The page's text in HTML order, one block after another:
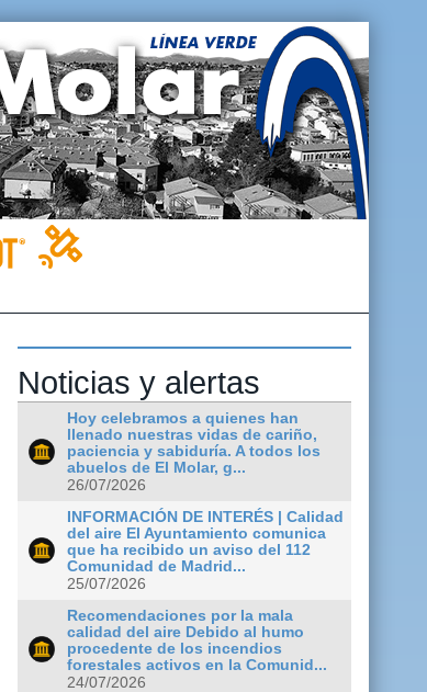
Noticias y alertas
Hoy celebramos a quienes han
llenado nuestras vidas de cariño,
paciencia y sabiduría. A todos los
abuelos de El Molar, g...
26/07/2026
INFORMACIÓN DE INTERÉS | Calidad
del aire El Ayuntamiento comunica
que ha recibido un aviso del 112
Comunidad de Madrid...
25/07/2026
Recomendaciones por la mala
calidad del aire Debido al humo
procedente de los incendios
forestales activos en la Comunid...
24/07/2026